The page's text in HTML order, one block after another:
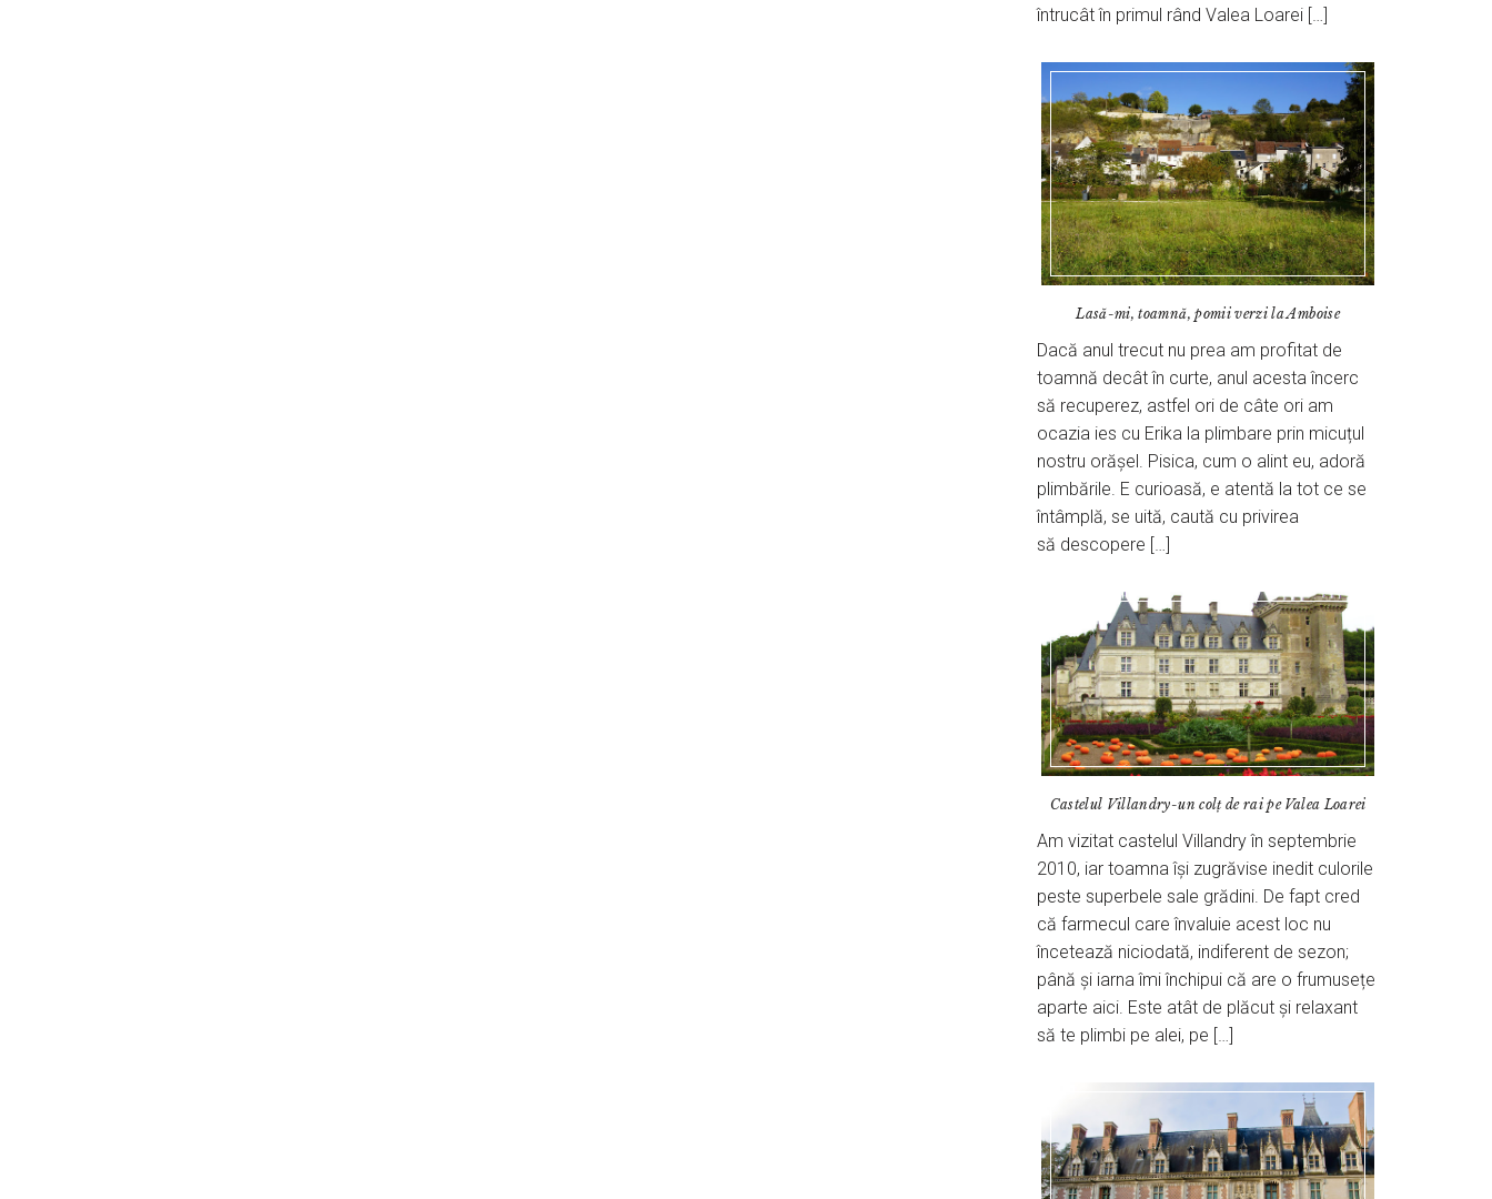
întrucât în primul rând Valea Loarei […]
Lasă-mi, toamnă, pomii verzi la Amboise
Dacă anul trecut nu prea am profitat de
toamnă decât în curte, anul acesta încerc
să recuperez, astfel ori de câte ori am
ocazia ies cu Erika la plimbare prin micuțul
nostru orășel. Pisica, cum o alint eu, adoră
plimbările. E curioasă, e atentă la tot ce se
întâmplă, se uită, caută cu privirea
să descopere […]
Castelul Villandry-un colț de rai pe Valea Loarei
Am vizitat castelul Villandry în septembrie
2010, iar toamna își zugrăvise inedit culorile
peste superbele sale grădini. De fapt cred
că farmecul care învaluie acest loc nu
încetează niciodată, indiferent de sezon;
până și iarna îmi închipui că are o frumusețe
aparte aici. Este atât de plăcut și relaxant
să te plimbi pe alei, pe […]